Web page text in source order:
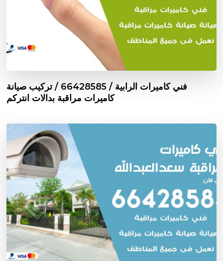
فني كاميرات الرابية / 66428585 / تركيب صيانة
كاميرات مراقبة بدالات انتركم